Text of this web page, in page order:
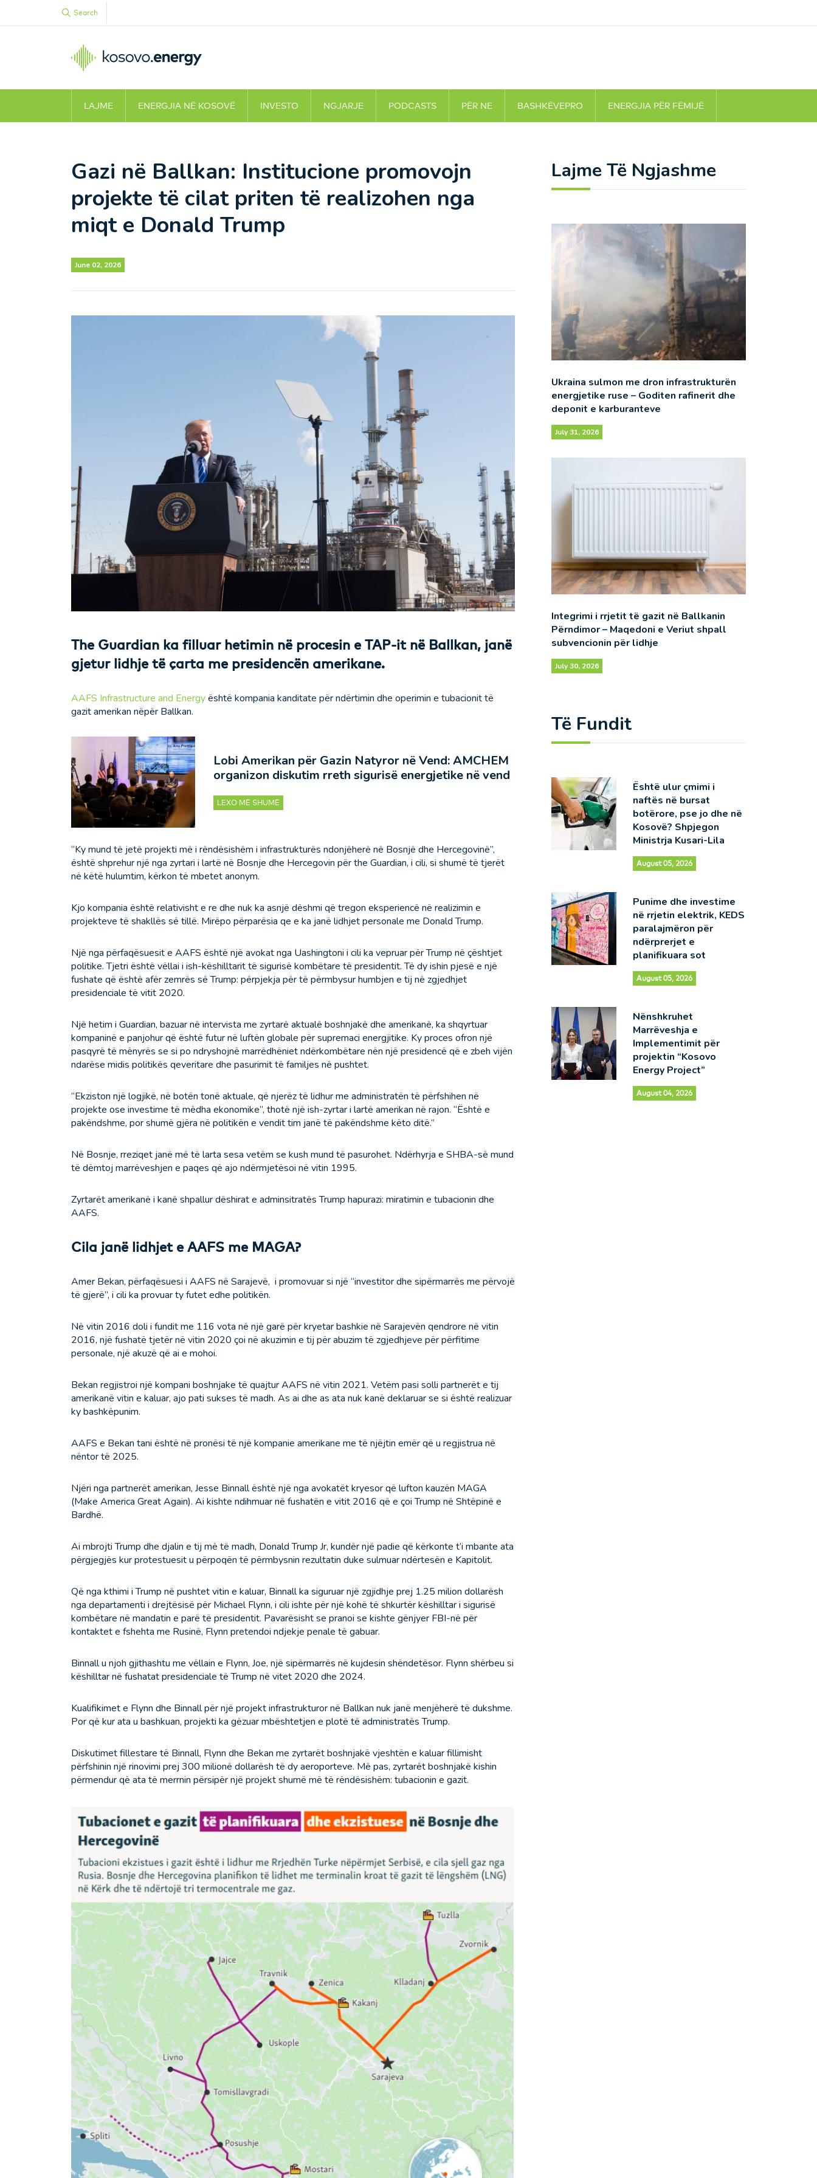
Search
LAJME ENERGJIA NË KOSOVË INVESTO NGJARJE PODCASTS PËR NE BASHKËVEPRO ENERGJIA PËR FËMIJË
Gazi në Ballkan: Institucione promovojn
projekte të cilat priten të realizohen nga
miqt e Donald Trump
June 02, 2026
The Guardian ka filluar hetimin në procesin e TAP-it në Ballkan, janë
gjetur lidhje të çarta me presidencën amerikane.
AAFS Infrastructure and Energyështë kompania kanditate për ndërtimin dhe operimin e tubacionit të
gazit amerikan nëpër Ballkan.
Lobi Amerikan për Gazin Natyror në Vend: AMCHEM
organizon diskutim rreth sigurisë energjetike në vend
LEXO MË SHUMË
“Ky mund të jetë projekti më i rëndësishëm i infrastrukturës ndonjëherë në Bosnjë dhe Hercegovinë”,
është shprehur një nga zyrtari i lartë në Bosnje dhe Hercegovin për the Guardian, i cili, si shumë të tjerët
në këtë hulumtim, kërkon të mbetet anonym.
Kjo kompania është relativisht e re dhe nuk ka asnjë dëshmi që tregon eksperiencë në realizimin e
projekteve të shakllës së tillë. Mirëpo përparësia qe e ka janë lidhjet personale me Donald Trump.
Një nga përfaqësuesit e AAFS është një avokat nga Uashingtoni i cili ka vepruar për Trump në çështjet
politike. Tjetri është vëllai i ish-këshilltarit të sigurisë kombëtare të presidentit. Të dy ishin pjesë e një
fushate që është afër zemrës së Trump: përpjekja për të përmbysur humbjen e tij në zgjedhjet
presidenciale të vitit 2020.
Një hetim i Guardian, bazuar në intervista me zyrtarë aktualë boshnjakë dhe amerikanë, ka shqyrtuar
kompaninë e panjohur që është futur në luftën globale për supremaci energjitike. Ky proces ofron një
pasqyrë të mënyrës se si po ndryshojnë marrëdhëniet ndërkombëtare nën një presidencë që e zbeh vijën
ndarëse midis politikës qeveritare dhe pasurimit të familjes në pushtet.
“Ekziston një logjikë, në botën tonë aktuale, që njerëz të lidhur me administratën të përfshihen në
projekte ose investime të mëdha ekonomike”, thotë një ish-zyrtar i lartë amerikan në rajon. “Është e
pakëndshme, por shumë gjëra në politikën e vendit tim janë të pakëndshme këto ditë.”
Në Bosnje, rreziqet janë më të larta sesa vetëm se kush mund të pasurohet. Ndërhyrja e SHBA-së mund
të dëmtoj marrëveshjen e paqes që ajo ndërmjetësoi në vitin 1995.
Zyrtarët amerikanë i kanë shpallur dëshirat e adminsitratës Trump hapurazi: miratimin e tubacionin dhe
AAFS.
Cila janë lidhjet e AAFS me MAGA?
Amer Bekan, përfaqësuesi i AAFS në Sarajevë, i promovuar si një “investitor dhe sipërmarrës me përvojë
të gjerë”, i cili ka provuar ty futet edhe politikën.
Në vitin 2016 doli i fundit me 116 vota në një garë për kryetar bashkie në Sarajevën qendrore në vitin
2016, një fushatë tjetër në vitin 2020 çoi në akuzimin e tij për abuzim të zgjedhjeve për përfitime
personale, një akuzë që ai e mohoi.
Bekan regjistroi një kompani boshnjake të quajtur AAFS në vitin 2021. Vetëm pasi solli partnerët e tij
amerikanë vitin e kaluar, ajo pati sukses të madh. As ai dhe as ata nuk kanë deklaruar se si është realizuar
ky bashkëpunim.
AAFS e Bekan tani është në pronësi të një kompanie amerikane me të njëjtin emër që u regjistrua në
nëntor të 2025.
Njëri nga partnerët amerikan, Jesse Binnall është një nga avokatët kryesor që lufton kauzën MAGA
(Make America Great Again). Ai kishte ndihmuar në fushatën e vitit 2016 që e çoi Trump në Shtëpinë e
Bardhë.
Ai mbrojti Trump dhe djalin e tij më të madh, Donald Trump Jr, kundër një padie që kërkonte t’i mbante ata
përgjegjës kur protestuesit u përpoqën të përmbysnin rezultatin duke sulmuar ndërtesën e Kapitolit.
Që nga kthimi i Trump në pushtet vitin e kaluar, Binnall ka siguruar një zgjidhje prej 1.25 milion dollarësh
nga departamenti i drejtësisë për Michael Flynn, i cili ishte për një kohë të shkurtër këshilltar i sigurisë
kombëtare në mandatin e parë të presidentit. Pavarësisht se pranoi se kishte gënjyer FBI-në për
kontaktet e fshehta me Rusinë, Flynn pretendoi ndjekje penale të gabuar.
Binnall u njoh gjithashtu me vëllain e Flynn, Joe, një sipërmarrës në kujdesin shëndetësor. Flynn shërbeu si
këshilltar në fushatat presidenciale të Trump në vitet 2020 dhe 2024.
Kualifikimet e Flynn dhe Binnall për një projekt infrastrukturor në Ballkan nuk janë menjëherë të dukshme.
Por që kur ata u bashkuan, projekti ka gëzuar mbështetjen e plotë të administratës Trump.
Diskutimet fillestare të Binnall, Flynn dhe Bekan me zyrtarët boshnjakë vjeshtën e kaluar fillimisht
përfshinin një rinovimi prej 300 milionë dollarësh të dy aeroporteve. Më pas, zyrtarët boshnjakë kishin
përmendur që ata të merrnin përsipër një projekt shumë më të rëndësishëm: tubacionin e gazit.
Lajme Të Ngjashme
Ukraina sulmon me dron infrastrukturën
energjetike ruse – Goditen rafinerit dhe
deponit e karburanteve
July 31, 2026
Integrimi i rrjetit të gazit në Ballkanin
Përndimor – Maqedoni e Veriut shpall
subvencionin për lidhje
July 30, 2026
Të Fundit
Është ulur çmimi i
naftës në bursat
botërore, pse jo dhe në
Kosovë? Shpjegon
Ministrja Kusari-Lila
August 05, 2026
Punime dhe investime
në rrjetin elektrik, KEDS
paralajmëron për
ndërprerjet e
planifikuara sot
August 05, 2026
Nënshkruhet
Marrëveshja e
Implementimit për
projektin “Kosovo
Energy Project”
August 04, 2026